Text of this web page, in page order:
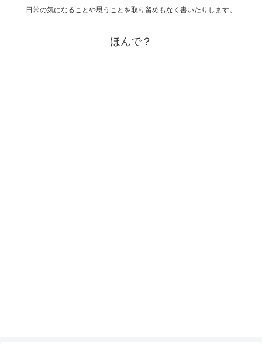
日常の気になることや思うことを取り留めもなく書いたりします。
ほんで？